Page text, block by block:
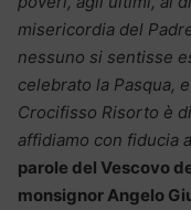
misericordia del
nessuno si sentisse
celebrato la Pasqua,
Crocifisso Risorto è
affidiamo con fiducia
parole del Vescovo
monsignor Angelo